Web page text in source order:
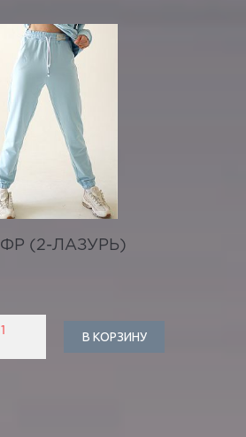
(2-ЛАЗУРЬ)
В КОРЗИНУ